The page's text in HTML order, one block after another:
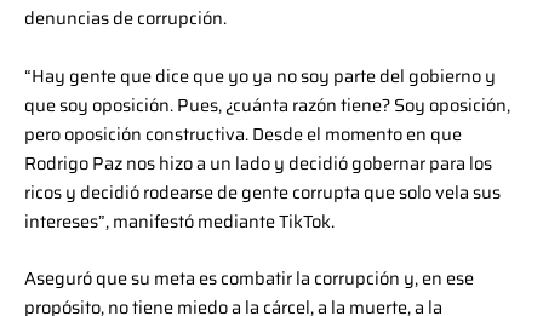
denuncias de corrupción.
“Hay gente que dice que yo ya no soy parte del gobierno y
que soy oposición. Pues, ¿cuánta razón tiene? Soy oposición,
pero oposición constructiva. Desde el momento en que
Rodrigo Paz nos hizo a un lado y decidió gobernar para los
ricos y decidió rodearse de gente corrupta que solo vela sus
intereses”, manifestó mediante TikTok.
Aseguró que su meta es combatir la corrupción y, en ese
propósito, no tiene miedo a la cárcel, a la muerte, a la